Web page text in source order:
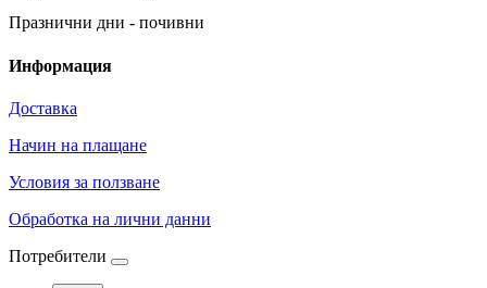
Празнични дни - почивни
Информация
Доставка
Начин на плащане
Условия за ползване
Обработка на лични данни
Потребители